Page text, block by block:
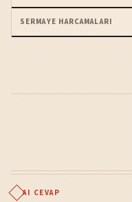
SERMAYE HARCAMALARI
AI CEVAP